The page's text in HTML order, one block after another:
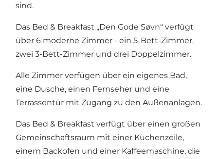
sind.
Das Bed & Breakfast „Den Gode Søvn“ verfügt
über 6 moderne Zimmer - ein 5-Bett-Zimmer,
zwei 3-Bett-Zimmer und drei Doppelzimmer.
Alle Zimmer verfügen über ein eigenes Bad,
eine Dusche, einen Fernseher und eine
Terrassentür mit Zugang zu den Außenanlagen.
Das Bed & Breakfast verfügt über einen großen
Gemeinschaftsraum mit einer Küchenzeile,
einem Backofen und einer Kaffeemaschine, die